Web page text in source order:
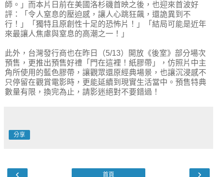
師。」而本片日前在美國洛杉磯首映之後，也迎來首波好
評：「令人窒息的壓迫感，讓人心跳狂飆，還詭異到不
行！」「獨特且原創性十足的恐怖片！」「結局可能是近年
來最讓人焦慮與窒息的高潮之一！」
此外，台灣發行商也在昨日（5/13）開放《後室》部分場次
預售，更推出預售好禮「門在這裡！紙膠帶」，仿照片中主
角所使用的藍色膠帶，讓觀眾還原經典場景，也讓沉浸感不
只停留在觀賞電影時，更能延續到現實生活當中。預售特典
數量有限，換完為止，請影迷絕對不要錯過！
分享
‹ ›
首頁